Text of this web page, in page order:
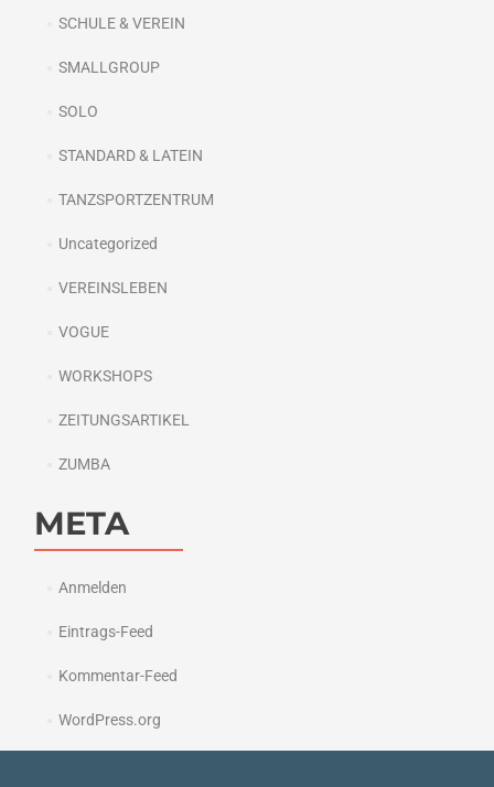
SCHULE & VEREIN
SMALLGROUP
SOLO
STANDARD & LATEIN
TANZSPORTZENTRUM
Uncategorized
VEREINSLEBEN
VOGUE
WORKSHOPS
ZEITUNGSARTIKEL
ZUMBA
META
Anmelden
Eintrags-Feed
Kommentar-Feed
WordPress.org